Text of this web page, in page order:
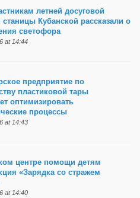
летней досуговой
Кубанской рассказали о
светофора
at 14:44
предприятие по
пластиковой тары
оптимизировать
процессы
at 14:43
центре помощи детям
«Зарядка со стражем
at 14:40